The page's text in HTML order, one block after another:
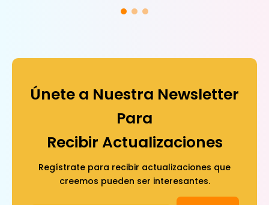
Únete a Nuestra Newsletter
Para
Recibir Actualizaciones
Regístrate para recibir actualizaciones que
creemos pueden ser interesantes.